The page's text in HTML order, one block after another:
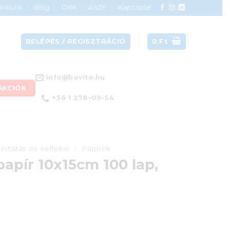
Rólunk Blog GYIK ÁSZF
Kapcsolat
BELÉPÉS / REGISZTRÁCIÓ 0 Ft
info@bovito.hu
+36 1 278-09-54
és kellékei Papírok
10x15cm 100 lap,